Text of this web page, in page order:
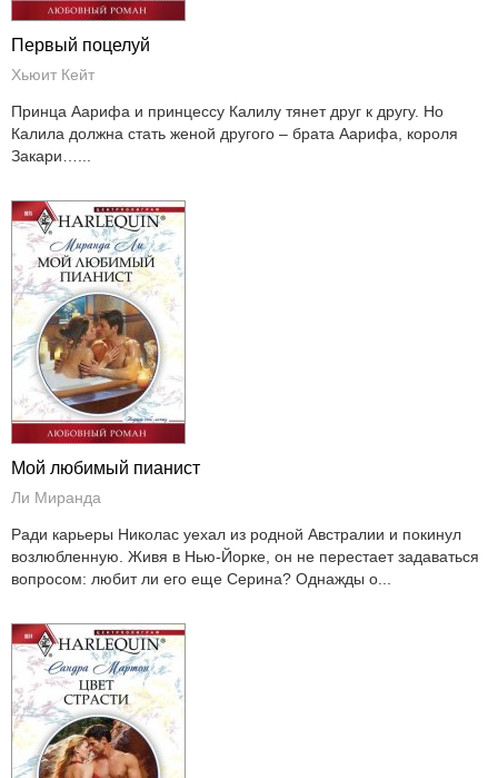
Первый поцелуй
Хьюит Кейт
Принца Аарифа и принцессу Калилу тянет друг к другу. Но
Калила должна стать женой другого – брата Аарифа, короля
Закари…...
Мой любимый пианист
Ли Миранда
Ради карьеры Николас уехал из родной Австралии и покинул
возлюбленную. Живя в Нью-Йорке, он не перестает задаваться
вопросом: любит ли его еще Серина? Однажды о...